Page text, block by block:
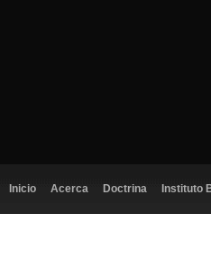
Inicio Acerca Doctrina Instituto